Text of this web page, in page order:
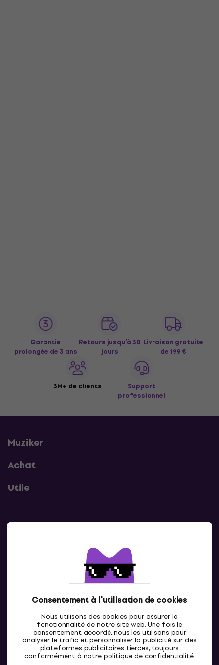
Consentement à l'utilisation de cookies
Nous utilisons des cookies pour assurer la
fonctionnalité de notre site web. Une fois le
consentement accordé, nous les utilisons pour
analyser le trafic et personnaliser la publicité sur des
plateformes publicitaires tierces, toujours
conformément à notre politique deconfidentialité.
Garantie
prolongée de 3 ans
Retours jusqu’à 30
jours
Livraison gratuite
de 199 €
3M+ de clients
Support
professionnel
Muziker
Achat
Utile
Contacte nous
LU